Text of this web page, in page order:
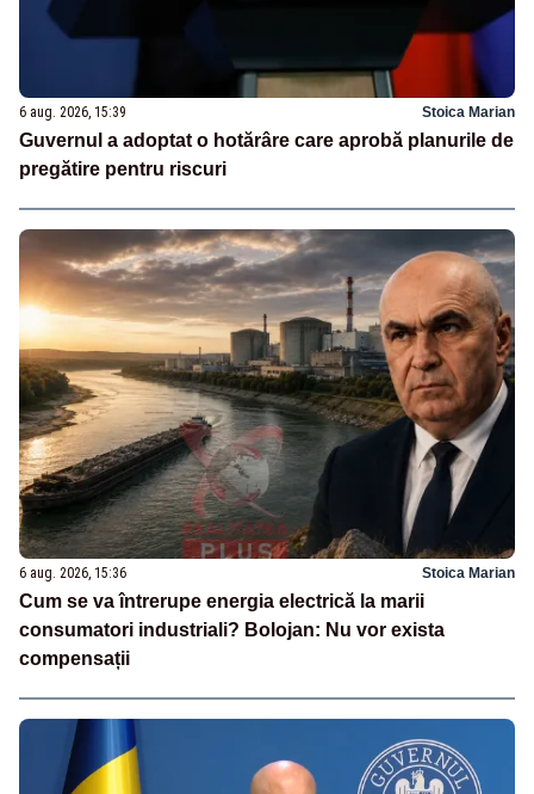
6 aug. 2026, 15:39 Stoica Marian
Guvernul a adoptat o hotărâre care aprobă planurile de
pregătire pentru riscuri
6 aug. 2026, 15:36 Stoica Marian
Cum se va întrerupe energia electrică la marii
consumatori industriali? Bolojan: Nu vor exista
compensații